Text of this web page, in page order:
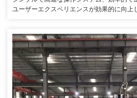
ユーザーエクスペリエンスが効果的に向上
も提供しています。